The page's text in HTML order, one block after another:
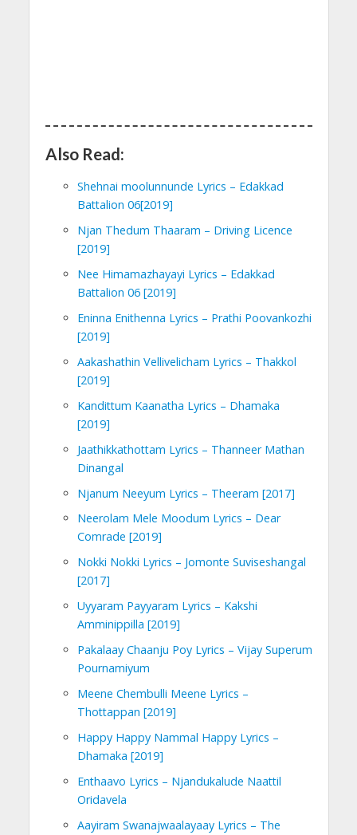
Also Read:
Shehnai moolunnunde Lyrics – Edakkad
Battalion 06[2019]
Njan Thedum Thaaram – Driving Licence
[2019]
Nee Himamazhayayi Lyrics – Edakkad
Battalion 06 [2019]
Eninna Enithenna Lyrics – Prathi Poovankozhi
[2019]
Aakashathin Vellivelicham Lyrics – Thakkol
[2019]
Kandittum Kaanatha Lyrics – Dhamaka
[2019]
Jaathikkathottam Lyrics – Thanneer Mathan
Dinangal
Njanum Neeyum Lyrics – Theeram [2017]
Neerolam Mele Moodum Lyrics – Dear
Comrade [2019]
Nokki Nokki Lyrics – Jomonte Suviseshangal
[2017]
Uyyaram Payyaram Lyrics – Kakshi
Amminippilla [2019]
Pakalaay Chaanju Poy Lyrics – Vijay Superum
Pournamiyum
Meene Chembulli Meene Lyrics –
Thottappan [2019]
Happy Happy Nammal Happy Lyrics –
Dhamaka [2019]
Enthaavo Lyrics – Njandukalude Naattil
Oridavela
Aayiram Swanajwaalayaay Lyrics – The